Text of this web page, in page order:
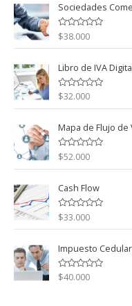
Sociedades
V
a
l
d
o
c
o
0
e
5
$38.000
Libro de IVA
V
a
l
r
a
d
o
c
o
0
e
5
$32.000
Mapa de Flujo de
V
a
l
r
d
o
c
o
0
e
5
$52.000
Cash Flow
V
a
l
r
d
o
c
$33.000
Impuesto Cedular
V
a
$40.000